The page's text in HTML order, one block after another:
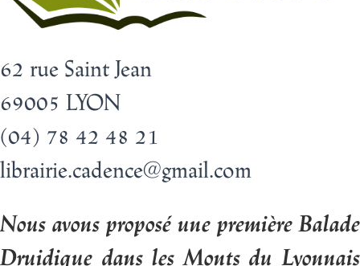
62 rue Saint Jean
69005 LYON
(04) 78 42 48 21
librairie.cadence@gmail.com
Nous avons proposé une première Balade
Druidique dans les Monts du Lyonnais